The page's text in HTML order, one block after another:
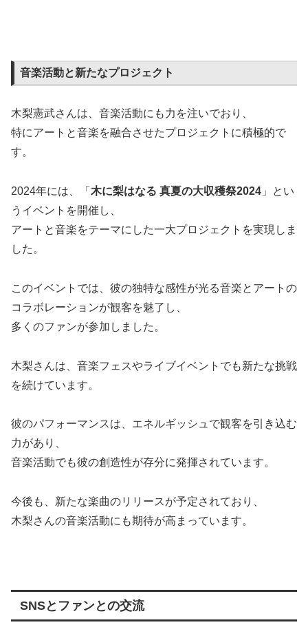
音楽活動と新たなプロジェクト
木梨憲武さんは、音楽活動にも力を注いでおり、
特にアートと音楽を融合させたプロジェクトに積極的で
す。
2024年には、「 木に梨はなる 真夏の大収穫祭2024 」とい
うイベントを開催し、
アートと音楽をテーマにした一大プロジェクトを実現しま
した。
このイベントでは、彼の独特な感性が光る音楽とアートの
コラボレーションが観客を魅了し、
多くのファンが参加しました。
木梨さんは、音楽フェスやライブイベントでも新たな挑戦
を続けています。
彼のパフォーマンスは、エネルギッシュで観客を引き込む
力があり、
音楽活動でも彼の創造性が存分に発揮されています。
今後も、新たな楽曲のリリースが予定されており、
木梨さんの音楽活動にも期待が高まっています。
SNSとファンとの交流